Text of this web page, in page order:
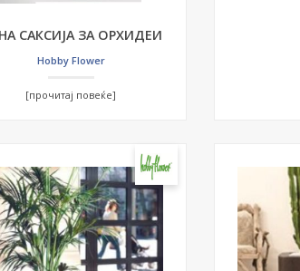
САКСИЈА ЗА ОРХИДЕИ
Hobby Flower
[прочитај повеќе]